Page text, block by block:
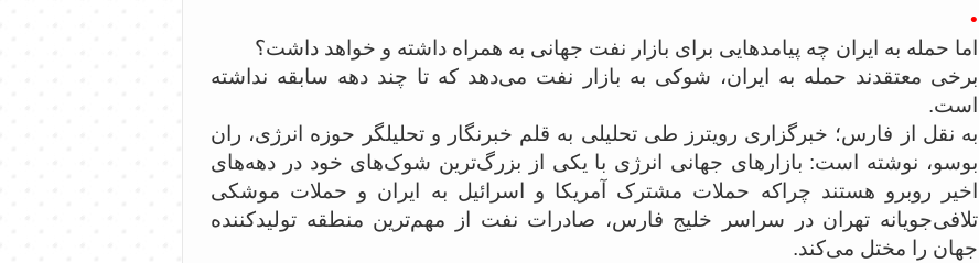
•
اما حمله به ایران چه پیامدهایی برای بازار نفت جهانی به همراه داشته و خواهد داشت؟
برخی معتقدند حمله به ایران، شوکی به بازار نفت می‌دهد که تا چند دهه سابقه نداشته
است.
به نقل از فارس؛ خبرگزاری رویترز طی تحلیلی به قلم خبرنگار و تحلیلگر حوزه انرژی، ران
بوسو، نوشته است: بازارهای جهانی انرژی با یکی از بزرگ‌ترین شوک‌های خود در دهه‌های
اخیر روبرو هستند چراکه حملات مشترک آمریکا و اسرائیل به ایران و حملات موشکی
تلافی‌جویانه تهران در سراسر خلیج فارس، صادرات نفت از مهم‌ترین منطقه تولیدکننده
جهان را مختل می‌کند.